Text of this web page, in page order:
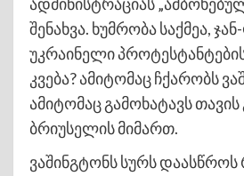
შენახვა. ხუმრობა საქმეა,
უკრაინელი
კვება? ამიტომაც ჩქარობს
ამიტომაც გამოხატავს
ბრიუსელის მიმართ.
ვაშინგტონს სურს